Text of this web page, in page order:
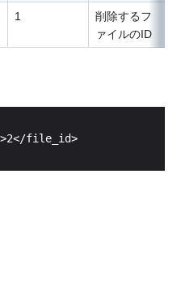
1
削除するフ
ァイルのID